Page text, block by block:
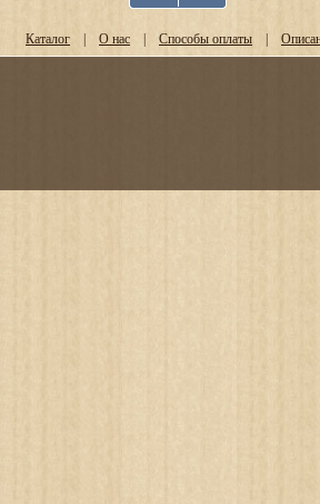
Каталог | О нас | Способы оплаты |